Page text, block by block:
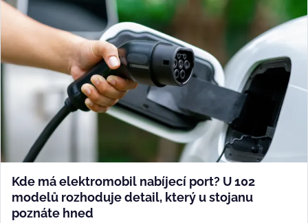
Kde má elektromobil nabíjecí port? U 102
modelů rozhoduje detail, který u stojanu
poznáte hned